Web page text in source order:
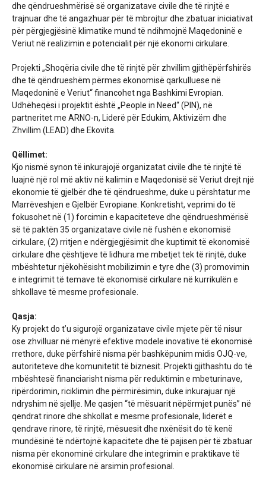
dhe qëndrueshmërisë së organizatave civile dhe të rinjtë e
trajnuar dhe të angazhuar për të mbrojtur dhe zbatuar iniciativat
për përgjegjësinë klimatike mund të ndihmojnë Maqedoninë e
Veriut në realizimin e potencialit për një ekonomi cirkulare.
Projekti „Shoqëria civile dhe të rinjtë për zhvillim gjithëpërfshirës
dhe të qëndrueshëm përmes ekonomisë qarkulluese në
Maqedoninë e Veriut“ financohet nga Bashkimi Evropian.
Udhëheqësi i projektit është „People in Need“ (PIN), në
partneritet me ARNO-n, Liderë për Edukim, Aktivizëm dhe
Zhvillim (LEAD) dhe Ekovita.
Qëllimet:
Kjo nismë synon të inkurajojë organizatat civile dhe të rinjtë të
luajnë një rol më aktiv në kalimin e Maqedonisë së Veriut drejt një
ekonomie të gjelbër dhe të qëndrueshme, duke u përshtatur me
Marrëveshjen e Gjelbër Evropiane. Konkretisht, veprimi do të
fokusohet në (1) forcimin e kapaciteteve dhe qëndrueshmërisë
së të paktën 35 organizatave civile në fushën e ekonomisë
cirkulare, (2) rritjen e ndërgjegjësimit dhe kuptimit të ekonomisë
cirkulare dhe çështjeve të lidhura me mbetjet tek të rinjtë, duke
mbështetur njëkohësisht mobilizimin e tyre dhe (3) promovimin
e integrimit të temave të ekonomisë cirkulare në kurrikulën e
shkollave të mesme profesionale.
Qasja:
Ky projekt do t’u sigurojë organizatave civile mjete për të nisur
ose zhvilluar në mënyrë efektive modele inovative të ekonomisë
rrethore, duke përfshirë nisma për bashkëpunim midis OJQ-ve,
autoriteteve dhe komunitetit të biznesit. Projekti gjithashtu do të
mbështesë financiarisht nisma për reduktimin e mbeturinave,
ripërdorimin, riciklimin dhe përmirësimin, duke inkurajuar një
ndryshim në sjellje. Me qasjen “të mësuarit nëpërmjet punës” në
qendrat rinore dhe shkollat e mesme profesionale, liderët e
qendrave rinore, të rinjtë, mësuesit dhe nxënësit do të kenë
mundësinë të ndërtojnë kapacitete dhe të pajisen për të zbatuar
nisma për ekonominë cirkulare dhe integrimin e praktikave të
ekonomisë cirkulare në arsimin profesional.